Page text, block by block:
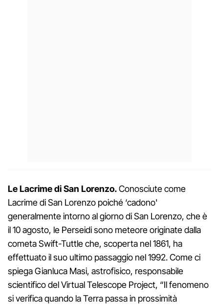
Le Lacrime di San Lorenzo.Conosciute come
Lacrime di San Lorenzo poiché ‘cadono'
generalmente intorno al giorno di San Lorenzo, che è
il 10 agosto, le Perseidi sono meteore originate dalla
cometa Swift-Tuttle che, scoperta nel 1861, ha
effettuato il suo ultimo passaggio nel 1992. Come ci
spiega Gianluca Masi, astrofisico, responsabile
scientifico del Virtual Telescope Project, “Il fenomeno
si verifica quando la Terra passa in prossimità